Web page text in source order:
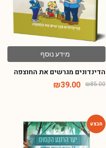
מידע נוסף
הדינדונים מגרשים את החוצפה
₪85.00
₪39.00